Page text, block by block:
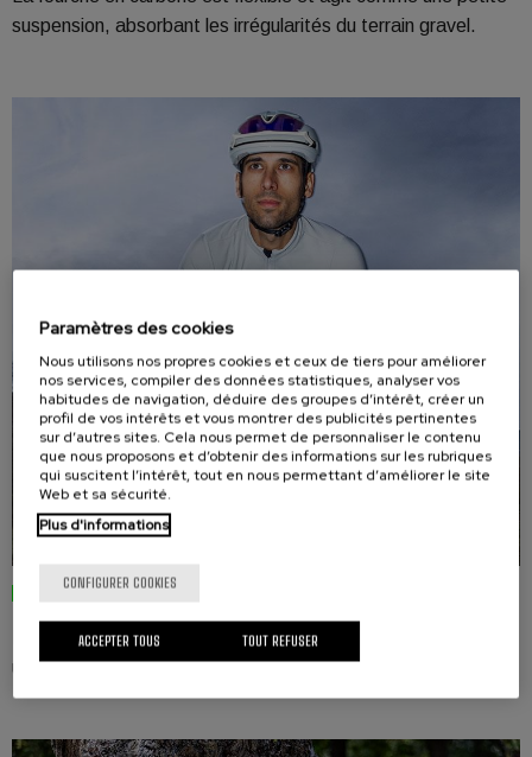
suspension, absorbant les irrégularités du terrain gravel.
Le tube de direction généreux permet au cycliste d’adopter
une position plus droite.
Paramètres des cookies
Nous utilisons nos propres cookies et ceux de tiers pour améliorer
nos services, compiler des données statistiques, analyser vos
habitudes de navigation, déduire des groupes d’intérêt, créer un
profil de vos intérêts et vous montrer des publicités pertinentes
sur d’autres sites. Cela nous permet de personnaliser le contenu
que nous proposons et d’obtenir des informations sur les rubriques
qui suscitent l’intérêt, tout en nous permettant d’améliorer le site
Web et sa sécurité.
Plus d'informations
CONFIGURER COOKIES
TOUT REFUSER
ACCEPTER TOUS